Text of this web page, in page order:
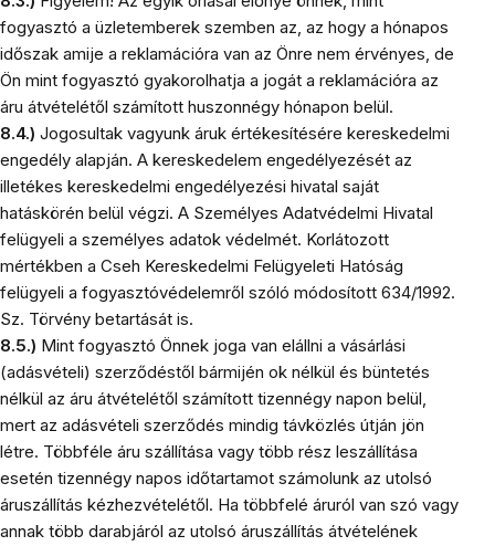
fogyasztó a üzletemberek szemben az, az hogy a hónapos
időszak amije a reklamációra van az Önre nem érvényes, de
Ön mint fogyasztó gyakorolhatja a jogát a reklamációra az
áru átvételétől számított huszonnégy hónapon belül.
8.4.) Jogosultak vagyunk áruk értékesítésére kereskedelmi
engedély alapján. A kereskedelem engedélyezését az
illetékes kereskedelmi engedélyezési hivatal saját
hatáskörén belül végzi. A Személyes Adatvédelmi Hivatal
felügyeli a személyes adatok védelmét. Korlátozott
mértékben a Cseh Kereskedelmi Felügyeleti Hatóság
felügyeli a fogyasztóvédelemről szóló módosított 634/1992.
Sz. Törvény betartását is.
8.5.) Mint fogyasztó Önnek joga van elállni a vásárlási
(adásvételi) szerződéstől bármijén ok nélkül és büntetés
nélkül az áru átvételétől számított tizennégy napon belül,
mert az adásvételi szerződés mindig távközlés útján jön
létre. Többféle áru szállítása vagy több rész leszállítása
esetén tizennégy napos időtartamot számolunk az utolsó
áruszállítás kézhezvételétől. Ha többfelé áruról van szó vagy
annak több darabjáról az utolsó áruszállítás átvételének